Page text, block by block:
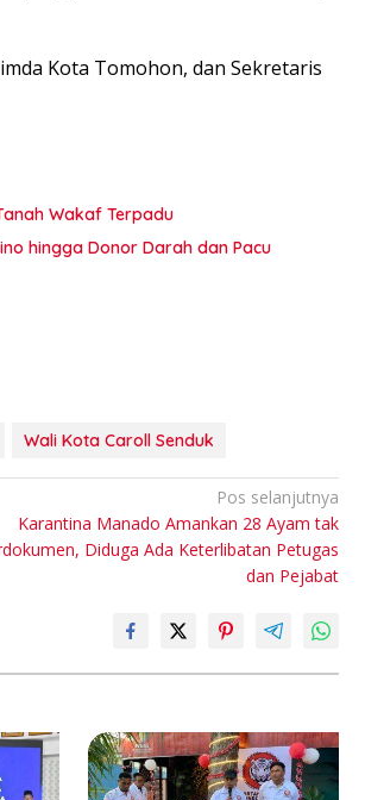
Kota Tomohon, dan Sekretaris
Wakaf Terpadu
hingga Donor Darah dan Pacu
Wali Kota Caroll Senduk
Pos selanjutnya
Karantina Manado Amankan 28 Ayam tak
Diduga Ada Keterlibatan Petugas
dan Pejabat